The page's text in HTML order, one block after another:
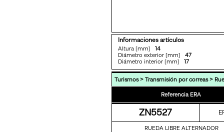
Informaciones artículos
Altura [mm] 14
Diámetro exterior [mm] 47
Diámetro interior [mm] 17
Turismos> Transmisión por correas>
Referencia ERA
ZN5527
RUEDA LIBRE ALTERNADOR